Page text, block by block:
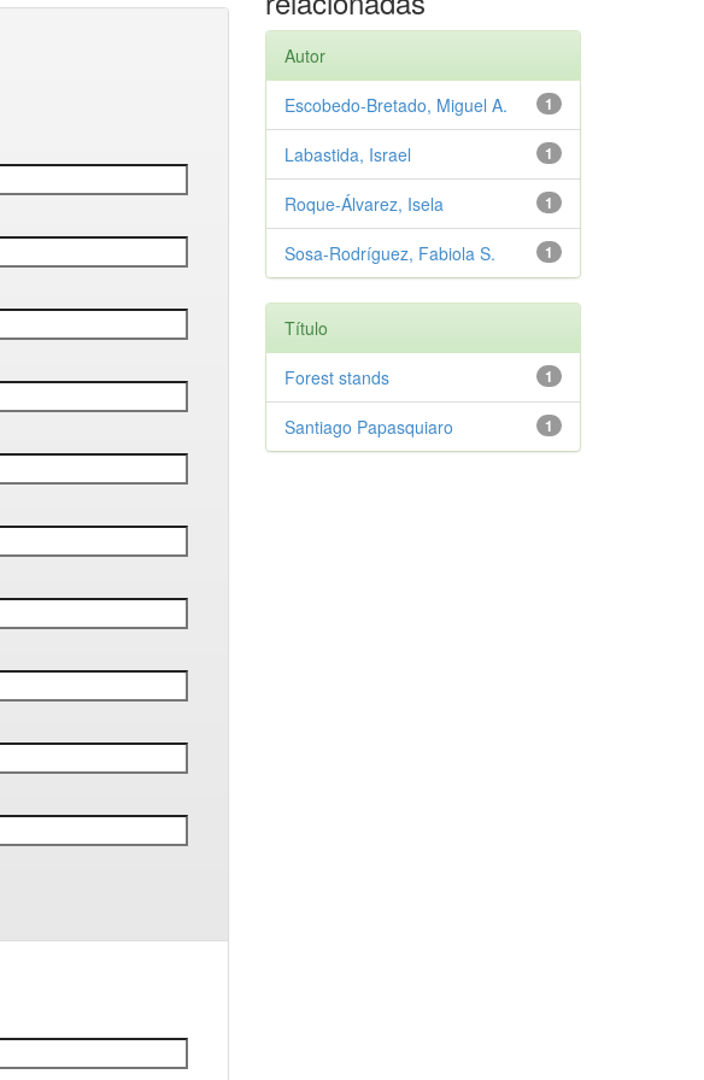
Autor
1
Escobedo-Bretado, Miguel A.
1
Labastida, Israel
1
Roque-Álvarez, Isela
1
Sosa-Rodríguez, Fabiola S.
Título
1
Forest stands
1
Santiago Papasquiaro